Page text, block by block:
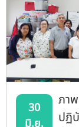
30
มิ.ย.
ภา
ปฏิ